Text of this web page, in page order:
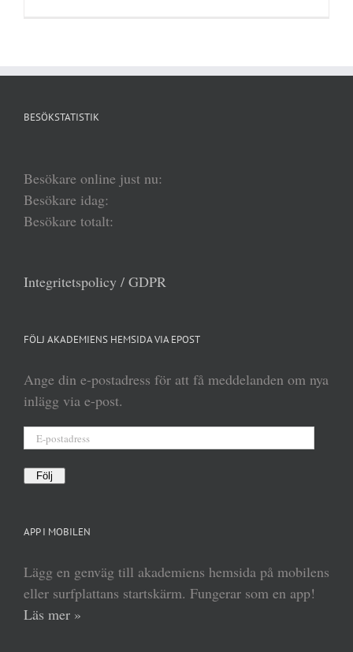
BESÖKSTATISTIK
Besökare online just nu:
Besökare idag:
Besökare totalt:
Integritetspolicy / GDPR
FÖLJ AKADEMIENS HEMSIDA VIA EPOST
Ange din e-postadress för att få meddelanden om nya
inlägg via e-post.
Följ
APP I MOBILEN
Lägg en genväg till akademiens hemsida på mobilens
eller surfplattans startskärm. Fungerar som en app!
Läs mer »